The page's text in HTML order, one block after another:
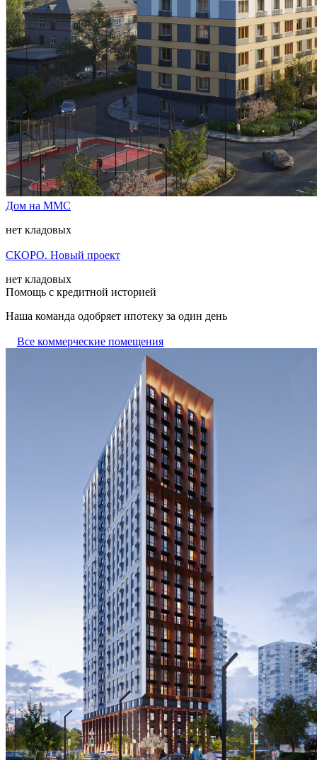
Дом на ММС
нет кладовых
СКОРО. Новый проект
нет кладовых
Помощь с кредитной историей
Наша команда одобряет ипотеку за один день
Все коммерческие помещения